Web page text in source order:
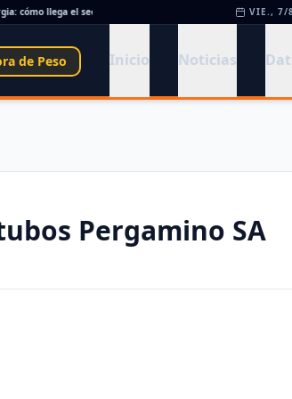
cómo llega el sector al aniversario 78 del legado de Savio •
VIE., 7/
de Peso Inicio Noticias
Pergamino SA